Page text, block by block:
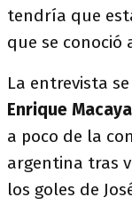
tendría que
que se conoció
La entrevista
Enrique
a poco de la
argentina tras
los goles de